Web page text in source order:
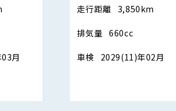
月
走行距離 3,850km
排気量 660cc
車検 2029(11)年02月